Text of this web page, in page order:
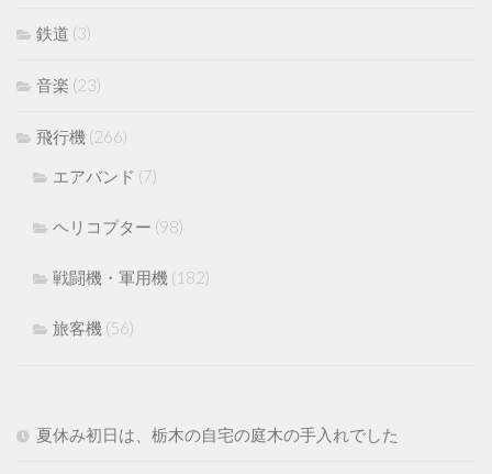
鉄道 (3)
音楽 (23)
飛行機 (266)
エアバンド (7)
ヘリコプター (98)
戦闘機・軍用機 (182)
旅客機 (56)
夏休み初日は、栃木の自宅の庭木の手入れでした